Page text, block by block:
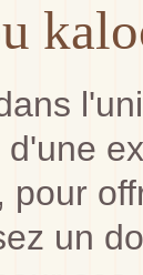
d'une
pour
un